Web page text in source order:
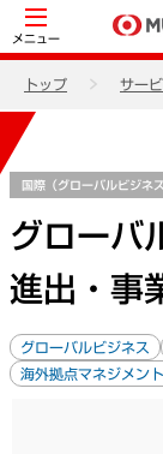
メニュー
トップ サー
国際（グローバルビジネ
グローバ
進出・事
グローバルビジネス
海外拠点マネジメント